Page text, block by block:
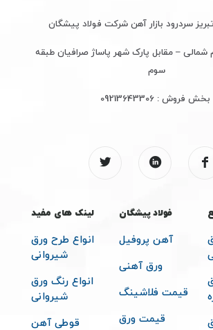
تبریز سردرود بازار آهن شرکت فولاد پیشگان
شمالی – مقابل پارک شهر پاساژ صرافیان طبقه
سوم
بخش فروش :09213643306
فولاد پیشگان
آهن پروفیل
ورق آهنی
قیمت فلاشینگ
قیمت ورق
لینک های مفید
انواع طرح ورق
شیروانی
انواع رنگ ورق
شیروانی
قوطی آهن